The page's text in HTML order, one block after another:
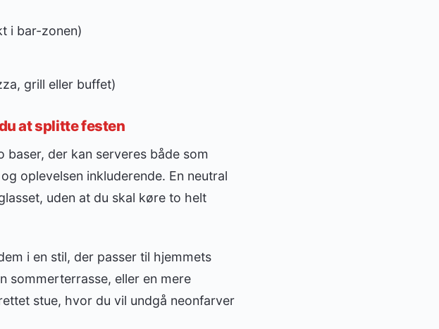
i bar-zonen)
grill eller buffet)
at splitte festen
der kan serveres både som
oplevelsen inkluderende. En neutral
uden at du skal køre to helt
i en stil, der passer til hjemmets
sommerterrasse, eller en mere
stue, hvor du vil undgå neonfarver